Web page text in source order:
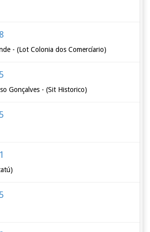
- (Lot Colonia dos Comercíario)
Gonçalves - (Sit Historico)